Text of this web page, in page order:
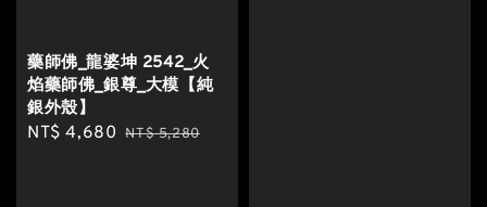
藥師佛_龍婆坤 2542_火
焰藥師佛_銀尊_大模【純
銀外殼】
Sale
NT$ 4,680 Regular
NT$ 5,280